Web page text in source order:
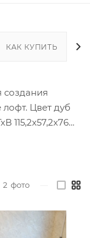
КАК КУПИТЬ
создания
Цвет дуб
115,2х57,2х76
на
для
2 фото